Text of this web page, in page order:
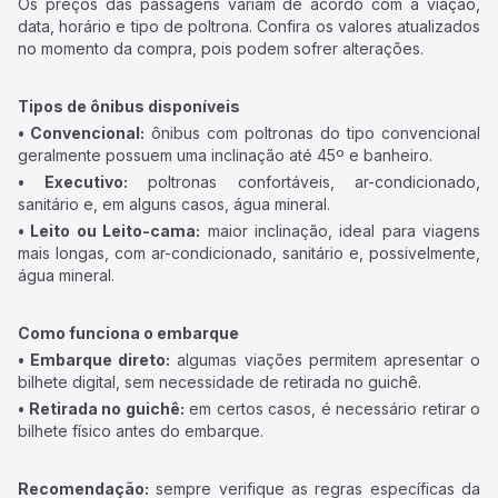
Os preços das passagens variam de acordo com a viação,
data, horário e tipo de poltrona. Confira os valores atualizados
no momento da compra, pois podem sofrer alterações.
Tipos de ônibus disponíveis
• Convencional: ônibus com poltronas do tipo convencional
geralmente possuem uma inclinação até 45º e banheiro.
• Executivo: poltronas confortáveis, ar-condicionado,
sanitário e, em alguns casos, água mineral.
• Leito ou Leito-cama: maior inclinação, ideal para viagens
mais longas, com ar-condicionado, sanitário e, possivelmente,
água mineral.
Como funciona o embarque
• Embarque direto: algumas viações permitem apresentar o
bilhete digital, sem necessidade de retirada no guichê.
• Retirada no guichê: em certos casos, é necessário retirar o
bilhete físico antes do embarque.
Recomendação: sempre verifique as regras específicas da